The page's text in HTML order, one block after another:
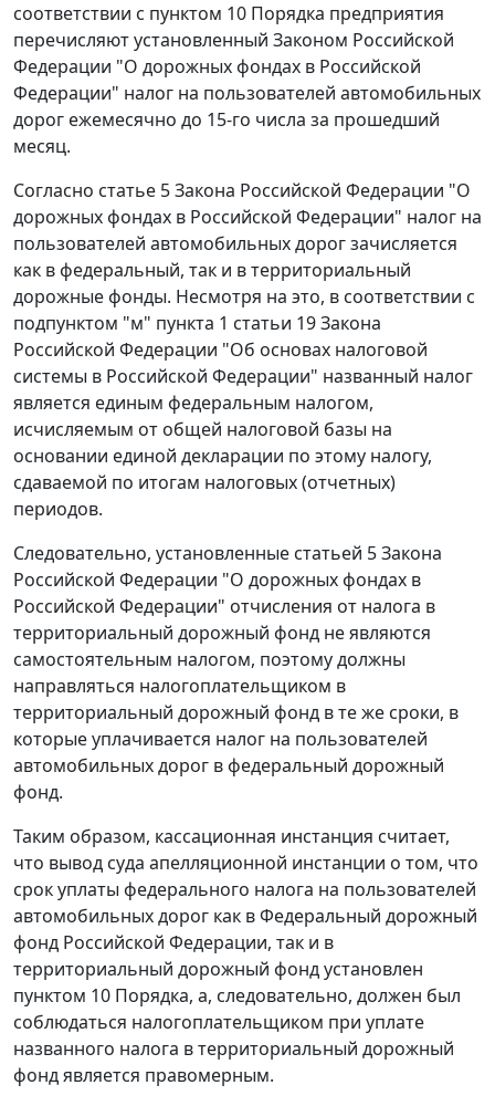
соответствии с пунктом 10 Порядка предприятия
перечисляют установленный Законом Российской
Федерации "О дорожных фондах в Российской
Федерации" налог на пользователей автомобильных
дорог ежемесячно до 15-го числа за прошедший
месяц.
Согласно статье 5Закона Российской Федерации "О
дорожных фондах в Российской Федерации" налог на
пользователей автомобильных дорог зачисляется
как в федеральный, так и в территориальный
дорожные фонды. Несмотря на это, в соответствии с
подпунктом "м" пункта 1 статьи 19Закона
Российской Федерации "Об основах налоговой
системы в Российской Федерации" названный налог
является единым федеральным налогом,
исчисляемым от общей налоговой базы на
основании единой декларации по этому налогу,
сдаваемой по итогам налоговых (отчетных)
периодов.
Следовательно, установленные статьей 5Закона
Российской Федерации "О дорожных фондах в
Российской Федерации" отчисления от налога в
территориальный дорожный фонд не являются
самостоятельным налогом, поэтому должны
направляться налогоплательщиком в
территориальный дорожный фонд в те же сроки, в
которые уплачивается налог на пользователей
автомобильных дорог в федеральный дорожный
фонд.
Таким образом, кассационная инстанция считает,
что вывод суда апелляционной инстанции о том, что
срок уплаты федерального налога на пользователей
автомобильных дорог как в Федеральный дорожный
фонд Российской Федерации, так и в
территориальный дорожный фонд установлен
пунктом 10 Порядка, а, следовательно, должен был
соблюдаться налогоплательщиком при уплате
названного налога в территориальный дорожный
фонд является правомерным.